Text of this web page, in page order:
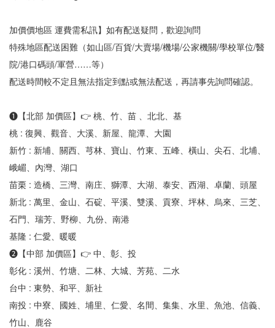
加價價地區 運費需私訊】如有配送疑問，歡迎詢問
特殊地區配送困難（如山區/百貨/大賣場/機場/公家機關/學校單位/醫
院/港口碼頭/軍營……等）
配送時間較不定且無法指定到點或無法配送，再請事先詢問確認。
❶【北部 加價區】👉 桃、竹、苗 、北北、基
桃 : 復興、觀音、大溪、新屋、龍潭、大園
新竹 : 新埔、關西、芎林、寶山、竹東、五峰、橫山、尖石、北埔、
峨嵋、內灣、湖口
苗栗 : 造橋、三灣、南庄、獅潭、大湖、泰安、西湖、卓蘭、頭屋
新北 : 萬里、金山、石碇、平溪、雙溪、貢寮、坪林、烏來、三芝、
石門、瑞芳、野柳、九份、南港
基隆 : 仁愛、暖暖
❷【中部 加價區】👉 中、彰、投
彰化 : 溪州、竹塘、二林、大城、芳苑、二水
台中 : 東勢、和平、新社
南投 : 中寮、國姓、埔里、仁愛、名間、集集、水里、魚池、信義、
竹山、鹿谷